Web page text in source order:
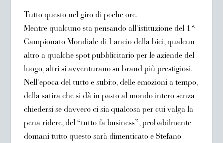
Tutto questo nel giro di poche ore.
Mentre qualcuno sta pensando all’istituzione del 1^
Campionato Mondiale di Lancio della bici, qualcun
altro a qualche spot pubblicitario per le aziende del
luogo, altri si avventurano su brand più prestigiosi.
Nell’epoca del tutto e subito, delle emozioni a tempo,
della satira che si dà in pasto al mondo intero senza
chiedersi se davvero ci sia qualcosa per cui valga la
pena ridere, del “tutto fa business”, probabilmente
domani tutto questo sarà dimenticato e Stefano